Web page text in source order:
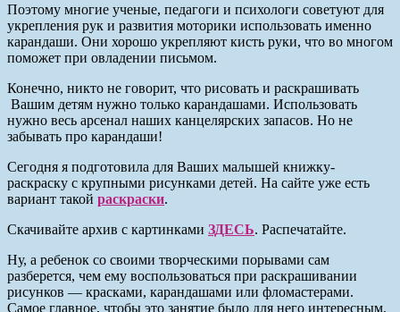
Поэтому многие ученые, педагоги и психологи советуют для
укрепления рук и развития моторики использовать именно
карандаши. Они хорошо укрепляют кисть руки, что во многом
поможет при овладении письмом.
Конечно, никто не говорит, что рисовать и раскрашивать
Вашим детям нужно только карандашами. Использовать
нужно весь арсенал наших канцелярских запасов. Но не
забывать про карандаши!
Сегодня я подготовила для Ваших малышей книжку-
раскраску с крупными рисунками детей. На сайте уже есть
вариант такой раскраски.
Скачивайте архив с картинками ЗДЕСЬ. Распечатайте.
Ну, а ребенок со своими творческими порывами сам
разберется, чем ему воспользоваться при раскрашивании
рисунков — красками, карандашами или фломастерами.
Самое главное, чтобы это занятие было для него интересным,